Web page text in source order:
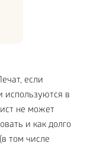
если
используются в
не может
и как долго
том числе